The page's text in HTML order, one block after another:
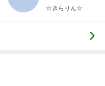
らりん☆のブログ
☆きらりん☆